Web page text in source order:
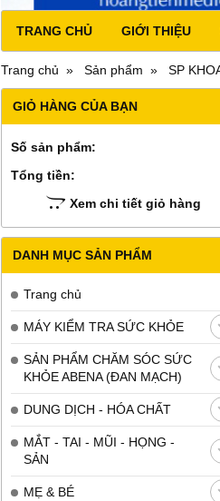
TRANG CHỦ GIỚI THIỆU
Trang chủ Sản phẩm SP
GIỎ HÀNG CỦA BẠN
Số sản phẩm:
Tổng tiền:
Xem chi tiết giỏ hàng
DANH MỤC SẢN PHẨM
Trang chủ
MÁY KIỂM TRA SỨC KHỎE
SẢN PHẨM CHĂM SÓC SỨC
KHỎE ABENA (ĐAN MẠCH)
DUNG DỊCH - HÓA CHẤT
MẮT - TAI - MŨI - HỌNG -
SẢN
MẸ & BÉ